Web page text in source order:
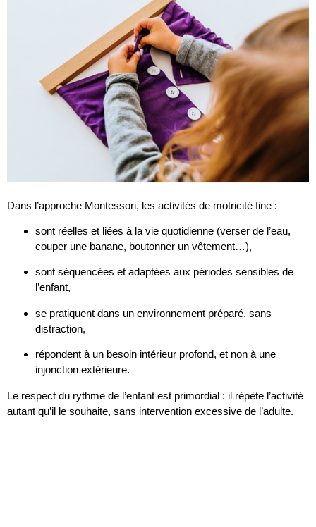
Dans l’approche Montessori, les activités de motricité fine :
sont réelles et liées à la vie quotidienne (verser de l’eau,
couper une banane, boutonner un vêtement…),
sont séquencées et adaptées aux périodes sensibles de
l’enfant,
se pratiquent dans un environnement préparé, sans
distraction,
répondent à un besoin intérieur profond, et non à une
injonction extérieure.
Le respect du rythme de l’enfant est primordial : il répète l’activité
autant qu’il le souhaite, sans intervention excessive de l’adulte.